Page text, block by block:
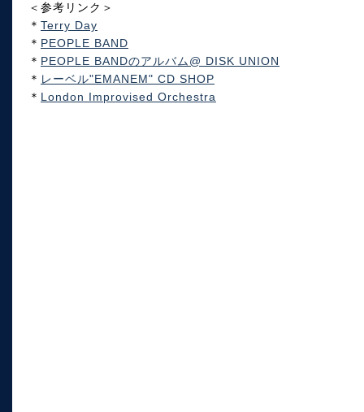
＜参考リンク＞
＊ Terry Day
＊ PEOPLE BAND
＊ PEOPLE BANDのアルバム@ DISK UNION
＊ レーベル"EMANEM" CD SHOP
＊ London Improvised Orchestra